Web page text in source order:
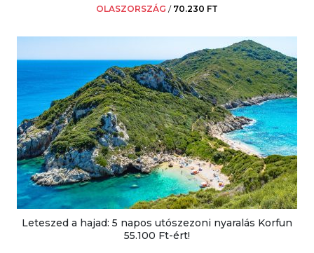
OLASZORSZÁG / 70.230 FT
Leteszed a hajad: 5 napos utószezoni nyaralás Korfun
55.100 Ft-ért!